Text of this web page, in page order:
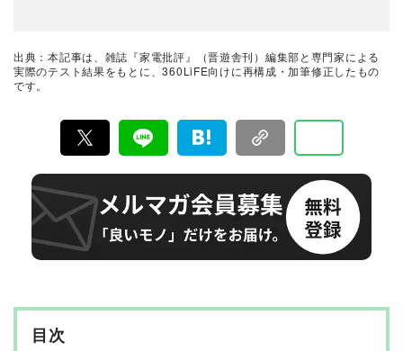
検証機関が実機テストを行い、価格やブランドに惑わさ
れることなく製品の本質的な性能を見極め、その良し悪
出典：本記事は、雑誌『家電批評』（晋遊舎刊）編集部と専門家による
実際のテスト結果をもとに、360LiFE向けに再構成・加筆修正したもの
です。
目次